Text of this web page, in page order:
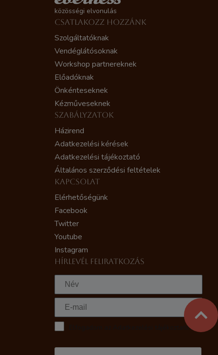
közösségi elvonulás
CSATLAKOZZ HOZZÁNK
Szolgáltatóknak
Vendéglátósoknak
Workshop partnereknek
Előadóknak
Önkénteseknek
Kézműveseknek
SZABÁLYZATOK
Házirend
Adatkezelési kérések
Adatkezelési tájékoztató
Általános szerződési feltételek
KAPCSOLAT
Elérhetőségünk
Facebook
Twitter
Youtube
Instagram
HÍRLEVÉL FELIRATKOZÁS
Elfogadom az Adatkezelési tájékoztatót